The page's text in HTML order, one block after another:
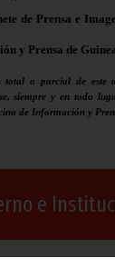
de Prensa e
y Prensa de
total o parcial de este
siempre y en todo
de Información y
e